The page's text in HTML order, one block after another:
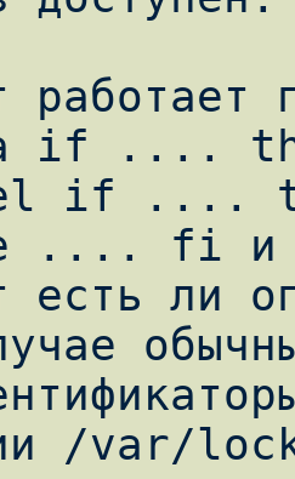
работает
if ....
if ....
.... fi и
есть ли
/var/